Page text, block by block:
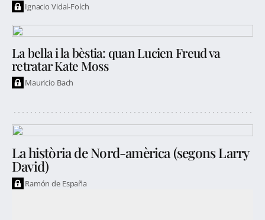
Ignacio Vidal-Folch
La bella i la bèstia: quan Lucien Freud va
retratar Kate Moss
Mauricio Bach
La història de Nord-amèrica (segons Larry
David)
Ramón de España